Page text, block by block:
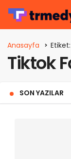
Anasayfa
Tiktok
SON YAZILAR